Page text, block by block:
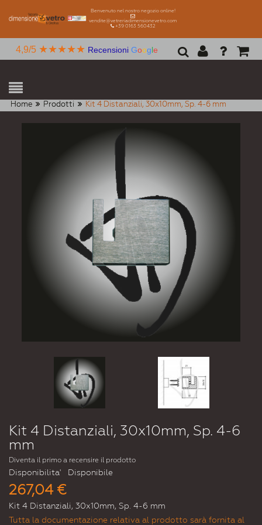
Benvenuto nel nostro negozio online!
vendite@vetreriadimensionevetro.com
+39 0163 560432
4,9/5 ★★★★★ Recensioni Google
Home Prodotti Kit 4 Distanziali, 30x10mm, Sp. 4-6 mm
Kit 4 Distanziali, 30x10mm, Sp. 4-6
mm
Diventa il primo a recensire il prodotto
Disponibilita' Disponibile
267,04 €
Kit 4 Distanziali, 30x10mm, Sp. 4-6 mm
Tutta la documentazione relativa al prodotto sarà fornita al